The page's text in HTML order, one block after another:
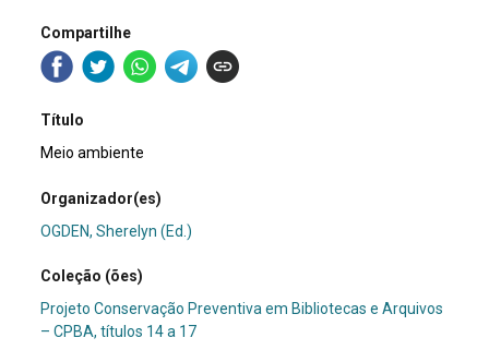
Compartilhe
Título
Meio ambiente
Organizador(es)
OGDEN, Sherelyn (Ed.)
Coleção (ões)
Projeto Conservação Preventiva em Bibliotecas e Arquivos
– CPBA, títulos 14 a 17